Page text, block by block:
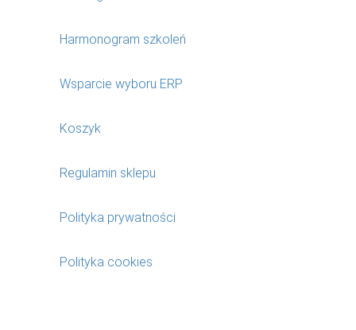
Harmonogram szkoleń
Wsparcie wyboru ERP
Koszyk
Regulamin sklepu
Polityka prywatności
Polityka cookies